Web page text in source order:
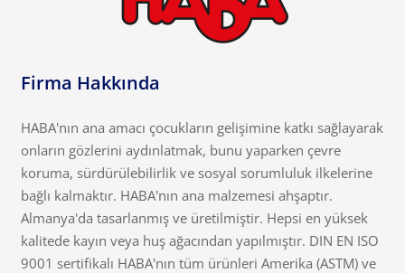
Firma Hakkında
HABA'nın ana amacı çocukların gelişimine katkı sağlayarak
onların gözlerini aydınlatmak, bunu yaparken çevre
koruma, sürdürülebilirlik ve sosyal sorumluluk ilkelerine
bağlı kalmaktır. HABA'nın ana malzemesi ahşaptır.
Almanya'da tasarlanmış ve üretilmiştir. Hepsi en yüksek
kalitede kayın veya huş ağacından yapılmıştır. DIN EN ISO
9001 sertifikalı HABA'nın tüm ürünleri Amerika (ASTM) ve